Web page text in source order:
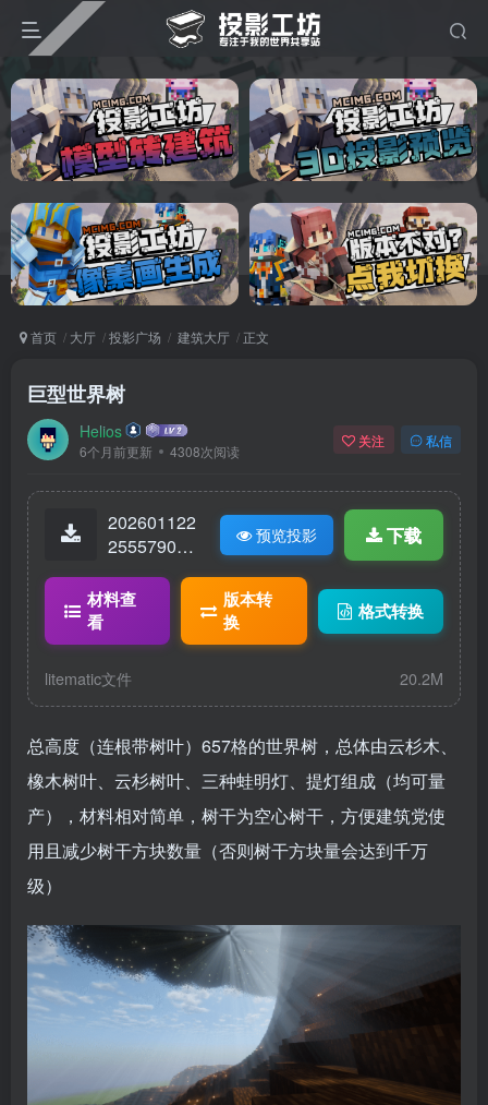
首页 大厅 投影广场 建筑大厅 正文
巨型世界树
Helios
6个月前更新 4308次阅读
关注 私信
202601122
25557905-
格高.litemat
预览投影 下载
材料查
看
版本转
换
格式转换
litematic文件 20.2M
总高度（连根带树叶）657格的世界树，总体由云杉木、
橡木树叶、云杉树叶、三种蛙明灯、提灯组成（均可量
产），材料相对简单，树干为空心树干，方便建筑党使
用且减少树干方块数量（否则树干方块量会达到千万
级）